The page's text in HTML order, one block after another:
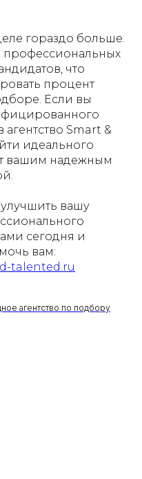
гораздо больше.
что
процент
Если вы
агентство Smart &
идеального
вашим надежным
вашу
сегодня и
вам:
talented.ru
агентство по подбору